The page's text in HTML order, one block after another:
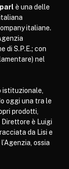
è una delle
italiane.
di S.P.E.; con
nel
istituzionale,
oggi una tra le
prodotti,
Direttore è Luigi
da Lisi e
ossia